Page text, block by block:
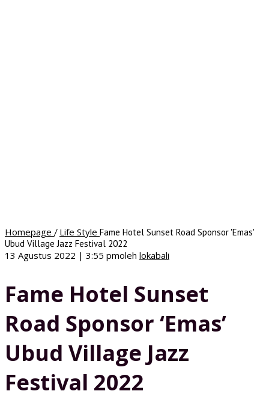
Homepage / Life Style Fame Hotel Sunset Road Sponsor 'Emas'
Ubud Village Jazz Festival 2022
13 Agustus 2022 | 3:55 pmoleh lokabali
Fame Hotel Sunset
Road Sponsor ‘Emas’
Ubud Village Jazz
Festival 2022